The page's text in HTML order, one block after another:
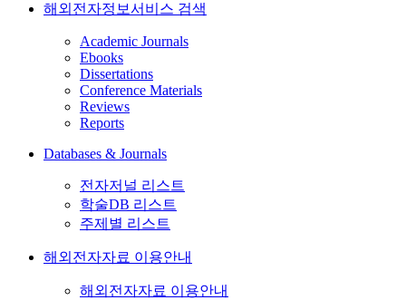
해외전자정보서비스 검색
Academic Journals
Ebooks
Dissertations
Conference Materials
Reviews
Reports
Databases & Journals
전자저널 리스트
학술DB 리스트
주제별 리스트
해외전자자료 이용안내
해외전자자료 이용안내